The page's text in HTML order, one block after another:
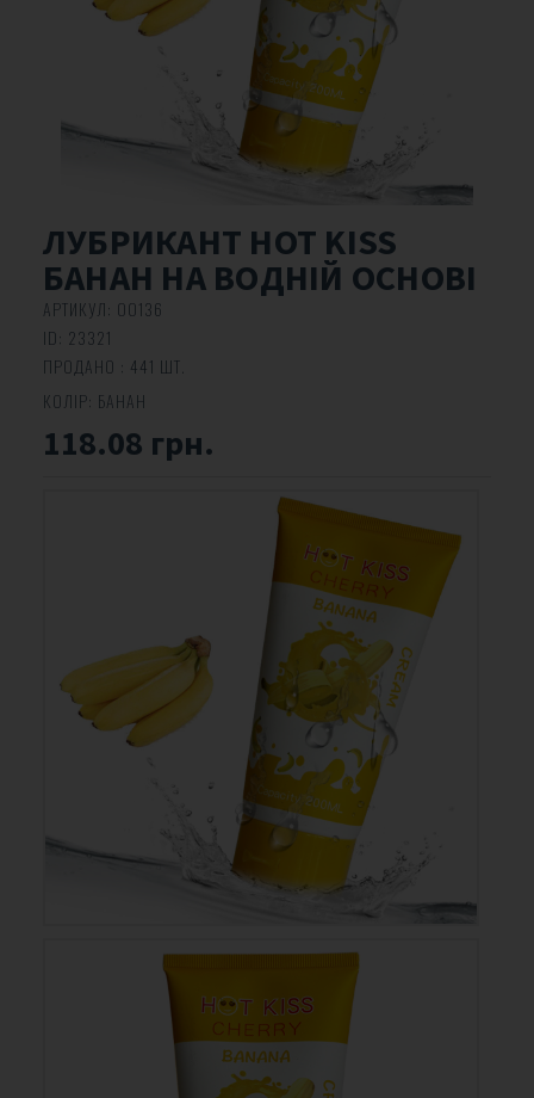
ЛУБРИКАНТ HOT KISS
БАНАН НА ВОДНІЙ ОСНОВІ
АРТИКУЛ: 00136
ID: 23321
ПРОДАНО : 441 ШТ.
КОЛІР: БАНАН
118.08 грн.